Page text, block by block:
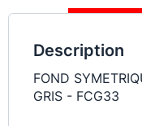
Description
FOND
GRIS - FCG33